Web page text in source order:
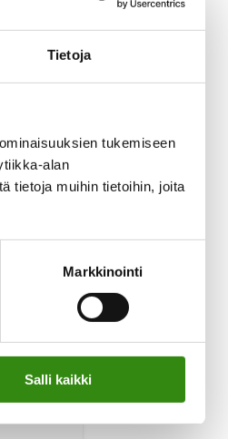
Tietoja
tukemiseen
alan
tietoja muihin tietoihin, joita
Markkinointi
Salli kaikki
este.